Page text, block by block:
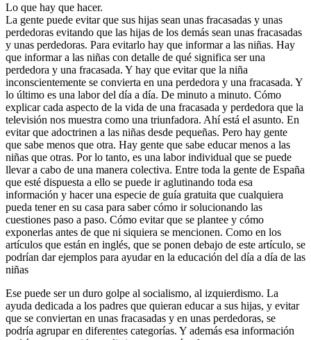
Lo que hay que hacer.
La gente puede evitar que sus hijas sean unas fracasadas y unas
perdedoras evitando que las hijas de los demás sean unas fracasadas
y unas perdedoras. Para evitarlo hay que informar a las niñas. Hay
que informar a las niñas con detalle de qué significa ser una
perdedora y una fracasada. Y hay que evitar que la niña
inconscientemente se convierta en una perdedora y una fracasada. Y
lo último es una labor del día a día. De minuto a minuto. Cómo
explicar cada aspecto de la vida de una fracasada y perdedora que la
televisión nos muestra como una triunfadora. Ahí está el asunto. En
evitar que adoctrinen a las niñas desde pequeñas. Pero hay gente
que sabe menos que otra. Hay gente que sabe educar menos a las
niñas que otras. Por lo tanto, es una labor individual que se puede
llevar a cabo de una manera colectiva. Entre toda la gente de España
que esté dispuesta a ello se puede ir aglutinando toda esa
información y hacer una especie de guía gratuita que cualquiera
pueda tener en su casa para saber cómo ir solucionando las
cuestiones paso a paso. Cómo evitar que se plantee y cómo
exponerlas antes de que ni siquiera se mencionen. Como en los
artículos que están en inglés, que se ponen debajo de este artículo, se
podrían dar ejemplos para ayudar en la educación del día a día de las
niñas
Ese puede ser un duro golpe al socialismo, al izquierdismo. La
ayuda dedicada a los padres que quieran educar a sus hijas, y evitar
que se conviertan en unas fracasadas y en unas perdedoras, se
podría agrupar en diferentes categorías. Y además esa información